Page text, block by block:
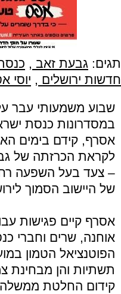
תגים: גבעת זאב ,
חדשות ירושלים , יוסי
שבוע משמעותי עבר
במסדרונות כנסת
אסרף, קידם בימים
לקראת הכרזתה של
– צעד בעל השפעה
של היישוב הסמוך
אסרף קיים פגישות
אוחנה, שרים וחברי
הפוטנציאל הטמון
תשתיות והן מבחינת
קידום החלטת ממשלה